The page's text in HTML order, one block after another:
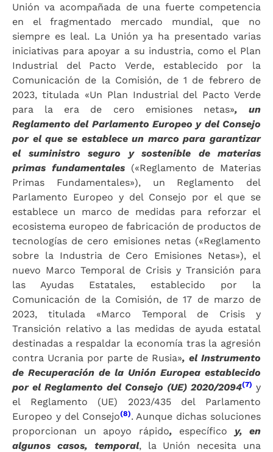
Unión va acompañada de una fuerte competencia
en el fragmentado mercado mundial, que no
siempre es leal. La Unión ya ha presentado varias
iniciativas para apoyar a su industria, como el Plan
Industrial del Pacto Verde, establecido por la
Comunicación de la Comisión, de 1 de febrero de
2023, titulada «Un Plan Industrial del Pacto Verde
para la era de cero emisiones netas», un
Reglamento del Parlamento Europeo y del Consejo
por el que se establece un marco para garantizar
el suministro seguro y sostenible de materias
primas fundamentales(«Reglamento de Materias
Primas Fundamentales»), un Reglamento del
Parlamento Europeo y del Consejo por el que se
establece un marco de medidas para reforzar el
ecosistema europeo de fabricación de productos de
tecnologías de cero emisiones netas («Reglamento
sobre la Industria de Cero Emisiones Netas»), el
nuevo Marco Temporal de Crisis y Transición para
las Ayudas Estatales, establecido por la
Comunicación de la Comisión, de 17 de marzo de
2023, titulada «Marco Temporal de Crisis y
Transición relativo a las medidas de ayuda estatal
destinadas a respaldar la economía tras la agresión
contra Ucrania por parte de Rusia», el Instrumento
de Recuperación de la Unión Europea establecido
por el Reglamento del Consejo (UE) 2020/2094(7) y
el Reglamento (UE) 2023/435 del Parlamento
Europeo y del Consejo(8). Aunque dichas soluciones
proporcionan un apoyo rápido, específico y, en
algunos casos, temporal, la Unión necesita una